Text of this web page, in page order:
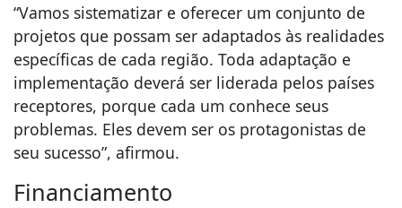
“Vamos sistematizar e oferecer um conjunto de
projetos que possam ser adaptados às realidades
específicas de cada região. Toda adaptação e
implementação deverá ser liderada pelos países
receptores, porque cada um conhece seus
problemas. Eles devem ser os protagonistas de
seu sucesso”, afirmou.
Financiamento